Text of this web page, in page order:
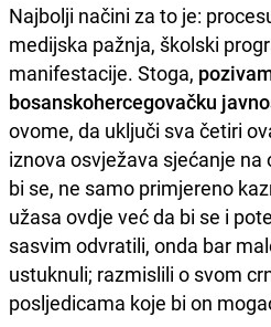
Najbolji načini za to je:
medijska pažnja, školski
manifestacije. Stoga,
bosanskohercegovačku
ovome, da uključi sva četiri
iznova osvježava sjećanje
bi se, ne samo primjereno
užasa ovdje već da bi se i
sasvim odvratili, onda bar
ustuknuli; razmislili o svom
posljedicama koje bi on